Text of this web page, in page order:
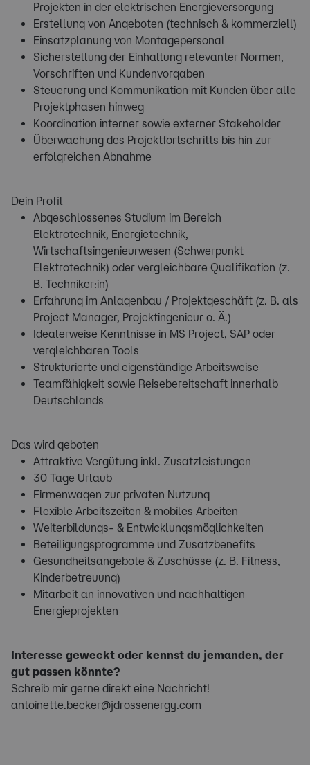
Projekten in der elektrischen Energieversorgung
Erstellung von Angeboten (technisch & kommerziell)
Einsatzplanung von Montagepersonal
Sicherstellung der Einhaltung relevanter Normen,
Vorschriften und Kundenvorgaben
Steuerung und Kommunikation mit Kunden über alle
Projektphasen hinweg
Koordination interner sowie externer Stakeholder
Überwachung des Projektfortschritts bis hin zur
erfolgreichen Abnahme
Dein Profil
Abgeschlossenes Studium im Bereich
Elektrotechnik, Energietechnik,
Wirtschaftsingenieurwesen (Schwerpunkt
Elektrotechnik) oder vergleichbare Qualifikation (z.
B. Techniker:in)
Erfahrung im Anlagenbau / Projektgeschäft (z. B. als
Project Manager, Projektingenieur o. Ä.)
Idealerweise Kenntnisse in MS Project, SAP oder
vergleichbaren Tools
Strukturierte und eigenständige Arbeitsweise
Teamfähigkeit sowie Reisebereitschaft innerhalb
Deutschlands
Das wird geboten
Attraktive Vergütung inkl. Zusatzleistungen
30 Tage Urlaub
Firmenwagen zur privaten Nutzung
Flexible Arbeitszeiten & mobiles Arbeiten
Weiterbildungs- & Entwicklungsmöglichkeiten
Beteiligungsprogramme und Zusatzbenefits
Gesundheitsangebote & Zuschüsse (z. B. Fitness,
Kinderbetreuung)
Mitarbeit an innovativen und nachhaltigen
Energieprojekten
Interesse geweckt oder kennst du jemanden, der
gut passen könnte?
Schreib mir gerne direkt eine Nachricht!
antoinette.becker@jdrossenergy.com